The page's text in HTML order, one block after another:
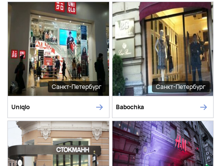
Санкт-Петербург
Uniqlo
Санкт-Петербург
Babochka